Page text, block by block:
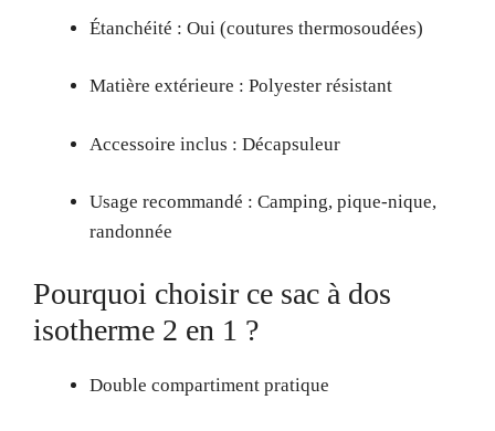
Étanchéité : Oui (coutures thermosoudées)
Matière extérieure : Polyester résistant
Accessoire inclus : Décapsuleur
Usage recommandé : Camping, pique-nique,
randonnée
Pourquoi choisir ce sac à dos
isotherme 2 en 1 ?
Double compartiment pratique